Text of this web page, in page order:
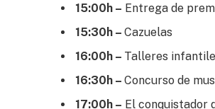
15:00h – Entrega de
15:30h – Cazuelas
16:00h – Talleres
16:30h – Concurso de mus
17:00h – El conquistador